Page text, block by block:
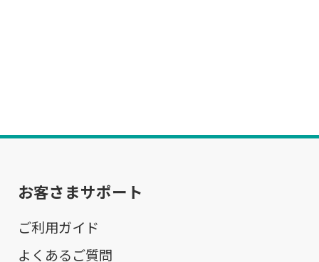
お客さまサポート
ご利用ガイド
よくあるご質問